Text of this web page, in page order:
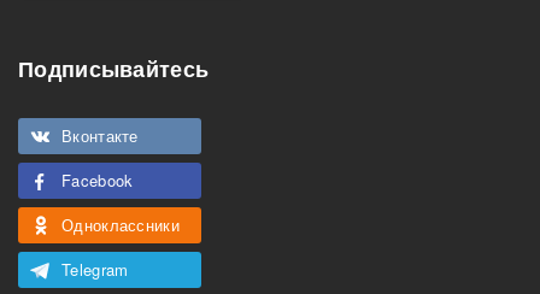
Подписывайтесь
Вконтакте
Facebook
Одноклассники
Telegram